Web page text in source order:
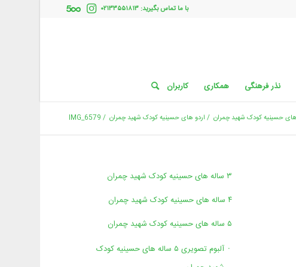
با ما تماس بگیرید: ۰۲۱۳۳۵۵۱۸۱۳
نذر فرهنگی همکاری کاربران
/ اردو های حسینیه کودک شهید چمران /
IMG_6579
۳ ساله های حسینیه کودک شهید چمران
۴ ساله های حسینیه کودک شهید چمران
۵ ساله های حسینیه کودک شهید چمران
آلبوم تصویری ۵ ساله های حسینیه کودک